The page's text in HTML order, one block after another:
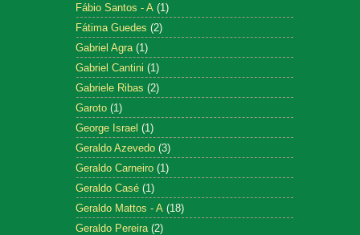
Fábio Santos - A (1)
Fátima Guedes (2)
Gabriel Agra (1)
Gabriel Cantini (1)
Gabriele Ribas (2)
Garoto (1)
George Israel (1)
Geraldo Azevedo (3)
Geraldo Carneiro (1)
Geraldo Casé (1)
Geraldo Mattos - A (18)
Geraldo Pereira (2)